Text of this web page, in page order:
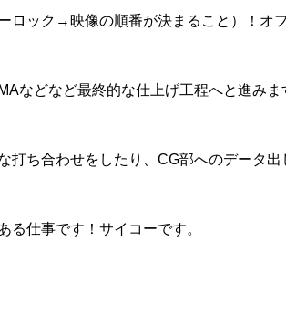
ロック→映像の順番が決まること）！オ
などなど最終的な仕上げ工程へと進みま
打ち合わせをしたり、CG部へのデータ出
仕事です！サイコーです。